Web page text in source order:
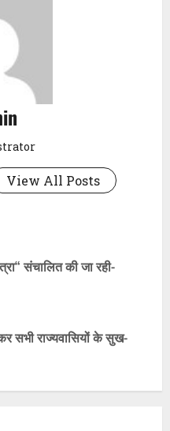
View All Posts
संचालित की जा रही-
सभी राज्यवासियों के सुख-